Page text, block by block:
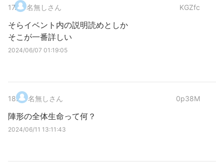
17. 名無しさん KGZfc
そらイベント内の説明読めとしか
そこが一番詳しい
2024/06/07 01:19:05
18. 名無しさん 0p38M
陣形の全体生命って何？
2024/06/11 13:11:43